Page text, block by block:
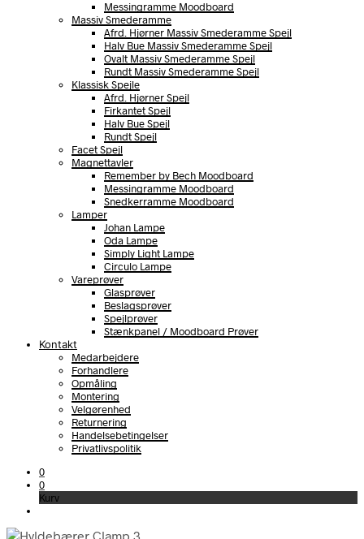
Messingramme Moodboard
Massiv Smederamme
Afrd. Hjørner Massiv Smederamme Spejl
Halv Bue Massiv Smederamme Spejl
Ovalt Massiv Smederamme Spejl
Rundt Massiv Smederamme Spejl
Klassisk Spejle
Afrd. Hjørner Spejl
Firkantet Spejl
Halv Bue Spejl
Rundt Spejl
Facet Spejl
Magnettavler
Remember by Bech Moodboard
Messingramme Moodboard
Snedkerramme Moodboard
Lamper
Johan Lampe
Oda Lampe
Simply Light Lampe
Circulo Lampe
Vareprøver
Glasprøver
Beslagsprøver
Spejlprøver
Stænkpanel / Moodboard Prøver
Kontakt
Medarbejdere
Forhandlere
Opmåling
Montering
Velgørenhed
Returnering
Handelsebetingelser
Privatlivspolitik
0
0
Kurv